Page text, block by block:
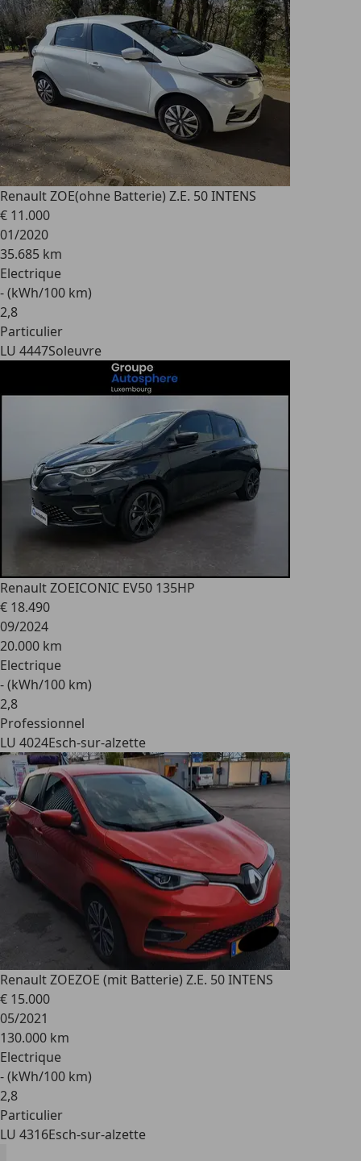
Renault ZOE(ohne Batterie) Z.E. 50 INTENS
€ 11.000
01/2020
35.685 km
Electrique
- (kWh/100 km)
2,8
Particulier
LU 4447Soleuvre
Renault ZOEICONIC EV50 135HP
€ 18.490
09/2024
20.000 km
Electrique
- (kWh/100 km)
2,8
Professionnel
LU 4024Esch-sur-alzette
Renault ZOEZOE (mit Batterie) Z.E. 50 INTENS
€ 15.000
05/2021
130.000 km
Electrique
- (kWh/100 km)
2,8
Particulier
LU 4316Esch-sur-alzette